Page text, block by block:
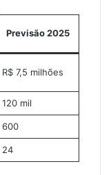
Previsão 2025
R$ 7,5 milhões
120 mil
600
24